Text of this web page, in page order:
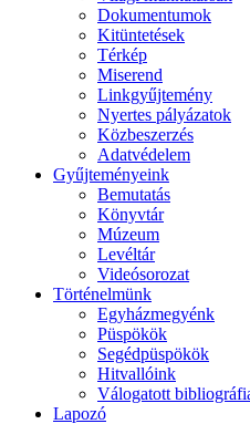
Dokumentumok
Kitüntetések
Térkép
Miserend
Linkgyűjtemény
Nyertes pályázatok
Közbeszerzés
Adatvédelem
Gyűjteményeink
Bemutatás
Könyvtár
Múzeum
Levéltár
Videósorozat
Történelmünk
Egyházmegyénk
Püspökök
Segédpüspökök
Hitvallóink
Válogatott
Lapozó